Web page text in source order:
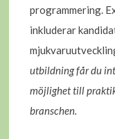
programmering.
inkluderar
utbildning får du
möjlighet till
branschen.